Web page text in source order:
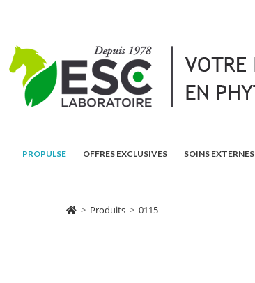
PROPULSE OFFRES EXCLUSIVES SOINS EXTERNES
> Produits > 0115